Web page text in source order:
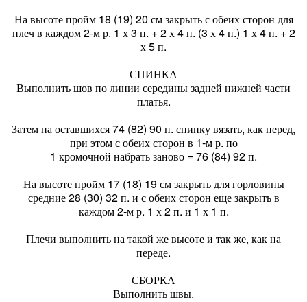
На высоте пройм 18 (19) 20 см закрыть с обеих сторон для
плеч в каждом 2-м р. 1 х 3 п. + 2 х 4 п. (3 х 4 п.) 1 х 4 п. + 2
х 5 п.
СПИНКА
Выполнить шов по линии середины задней нижней части
платья.
Затем на оставшихся 74 (82) 90 п. спинку вязать, как перед,
при этом с обеих сторон в 1-м р. по
1 кромочной набрать заново = 76 (84) 92 п.
На высоте пройм 17 (18) 19 см закрыть для горловины
средние 28 (30) 32 п. и с обеих сторон еще закрыть в
каждом 2-м р. 1 х 2 п. и 1 х 1 п.
Плечи выполнить на такой же высоте и так же, как на
переде.
СБОРКА
Выполнить швы.